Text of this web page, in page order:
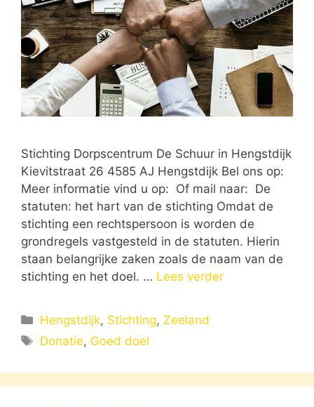
Stichting Dorpscentrum De Schuur in Hengstdijk
Kievitstraat 26 4585 AJ Hengstdijk Bel ons op:
Meer informatie vind u op: Of mail naar: De
statuten: het hart van de stichting Omdat de
stichting een rechtspersoon is worden de
grondregels vastgesteld in de statuten. Hierin
staan belangrijke zaken zoals de naam van de
stichting en het doel. … Lees verder
Categorieën
Hengstdijk, Stichting, Zeeland
Tags
Donatie, Goed doel